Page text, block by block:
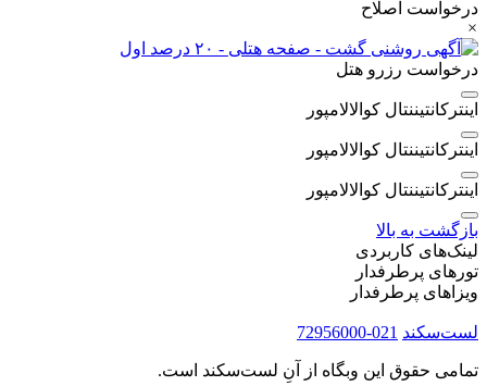
درخواست اصلاح
×
درخواست رزرو هتل
اینترکانتیننتال کوالالامپور
اینترکانتیننتال کوالالامپور
اینترکانتیننتال کوالالامپور
بازگشت به بالا
لینک‌های کاربردی
تورهای پرطرفدار
ویزاهای پرطرفدار
لست‌سکند 021-72956000
تمامی حقوق این وبگاه از آنِ لست‌سکند است.